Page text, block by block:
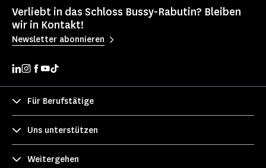
Verliebt in das Schloss Bussy-Rabutin? Bleiben
wir in Kontakt!
Newsletter abonnieren
Für Berufstätige
Uns unterstützen
Weitergehen